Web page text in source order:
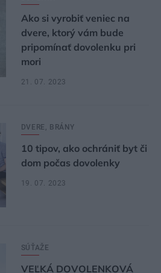
Ako si vyrobiť veniec na
dvere, ktorý vám bude
pripomínať dovolenku pri
mori
21. 07. 2023
DVERE, BRÁNY
10 tipov, ako ochrániť byt či
dom počas dovolenky
19. 07. 2023
SÚŤAŽE
VEĽKÁ DOVOLENKOVÁ